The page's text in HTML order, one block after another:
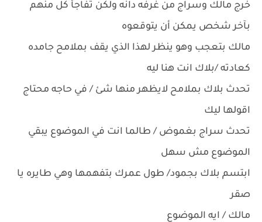
خرج مالك وسراج من غرفه دانه ولكن تفاجأ كل منهم
بآخر شخص يمكن أن يتوقعوه
مالك بتعجب وهو ينظر لهذا الذي يقف بملامح جامده
كعادته /بلاك انت هنا ليه
تحدث بلاك بملامح لايظهر منها شئ / في حاجه محتاج
اقولها ليك
تحدث سراج بغموض / طالما انت في الموضوع يبقي
الموضوع مش سهل
ابتسم بلاك بجمود/ طول عمرك بتفهمها وهي طايره يا
صقر
مالك / ايه الموضوع